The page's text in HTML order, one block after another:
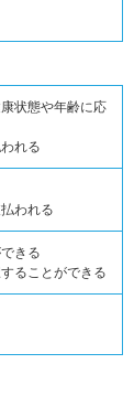
状態や年齢に応
れる
われる
きる
ることができる